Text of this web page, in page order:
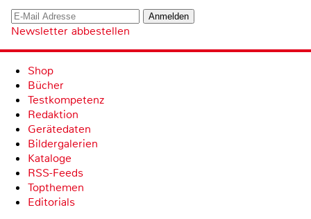
Newsletter abbestellen
Shop
Bücher
Testkompetenz
Redaktion
Gerätedaten
Bildergalerien
Kataloge
RSS-Feeds
Topthemen
Editorials